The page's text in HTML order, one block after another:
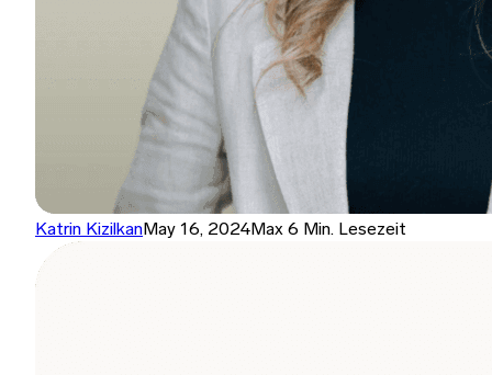
Katrin KizilkanMay 16, 2024Max 6 Min. Lesezeit